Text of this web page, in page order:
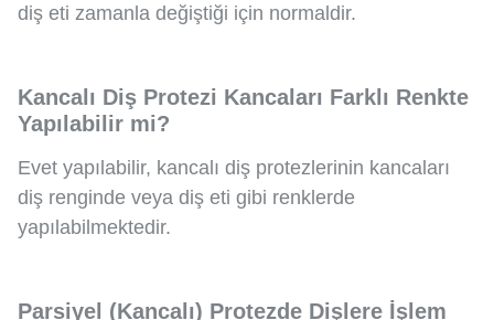
diş eti zamanla değiştiği için normaldir.
Kancalı Diş Protezi Kancaları Farklı Renkte
Yapılabilir mi?
Evet yapılabilir, kancalı diş protezlerinin kancaları
diş renginde veya diş eti gibi renklerde
yapılabilmektedir.
Parsiyel (Kancalı) Protezde Dişlere İşlem